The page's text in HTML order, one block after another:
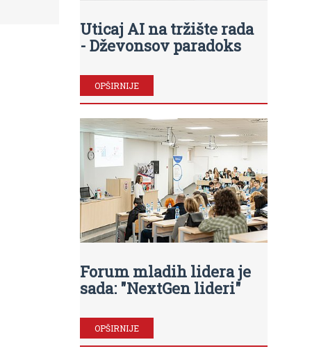
Uticaj AI na tržište rada
- Dževonsov paradoks
OPŠIRNIJE
Forum mladih lidera je
sada: "NextGen lideri"
OPŠIRNIJE